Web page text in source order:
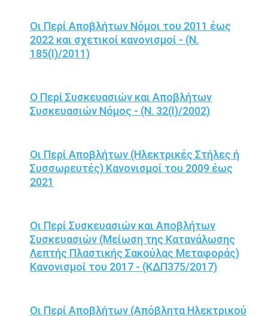
Οι Περί Αποβλήτων Νόμοι του 2011 έως
2022 και σχετικοί κανονισμοί - (N.
185(I)/2011)
Ο Περί Συσκευασιών και Αποβλήτων
Συσκευασιών Νόμος - (N. 32(I)/2002)
Οι Περί Αποβλήτων (Ηλεκτρικές Στήλες ή
Συσσωρευτές) Κανονισμοί του 2009 έως
2021
Οι Περί Συσκευασιών και Αποβλήτων
Συσκευασιών (Μείωση της Κατανάλωσης
Λεπτής Πλαστικής Σακούλας Μεταφοράς)
Κανονισμοί του 2017 - (ΚΔΠ375/2017)
Οι Περί Αποβλήτων (Απόβλητα Ηλεκτρικού